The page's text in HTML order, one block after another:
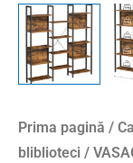
Prima pagină /
bliblioteci /
si
negru